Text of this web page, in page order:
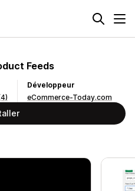
Feeds
Développeur
eCommerce-Today.com